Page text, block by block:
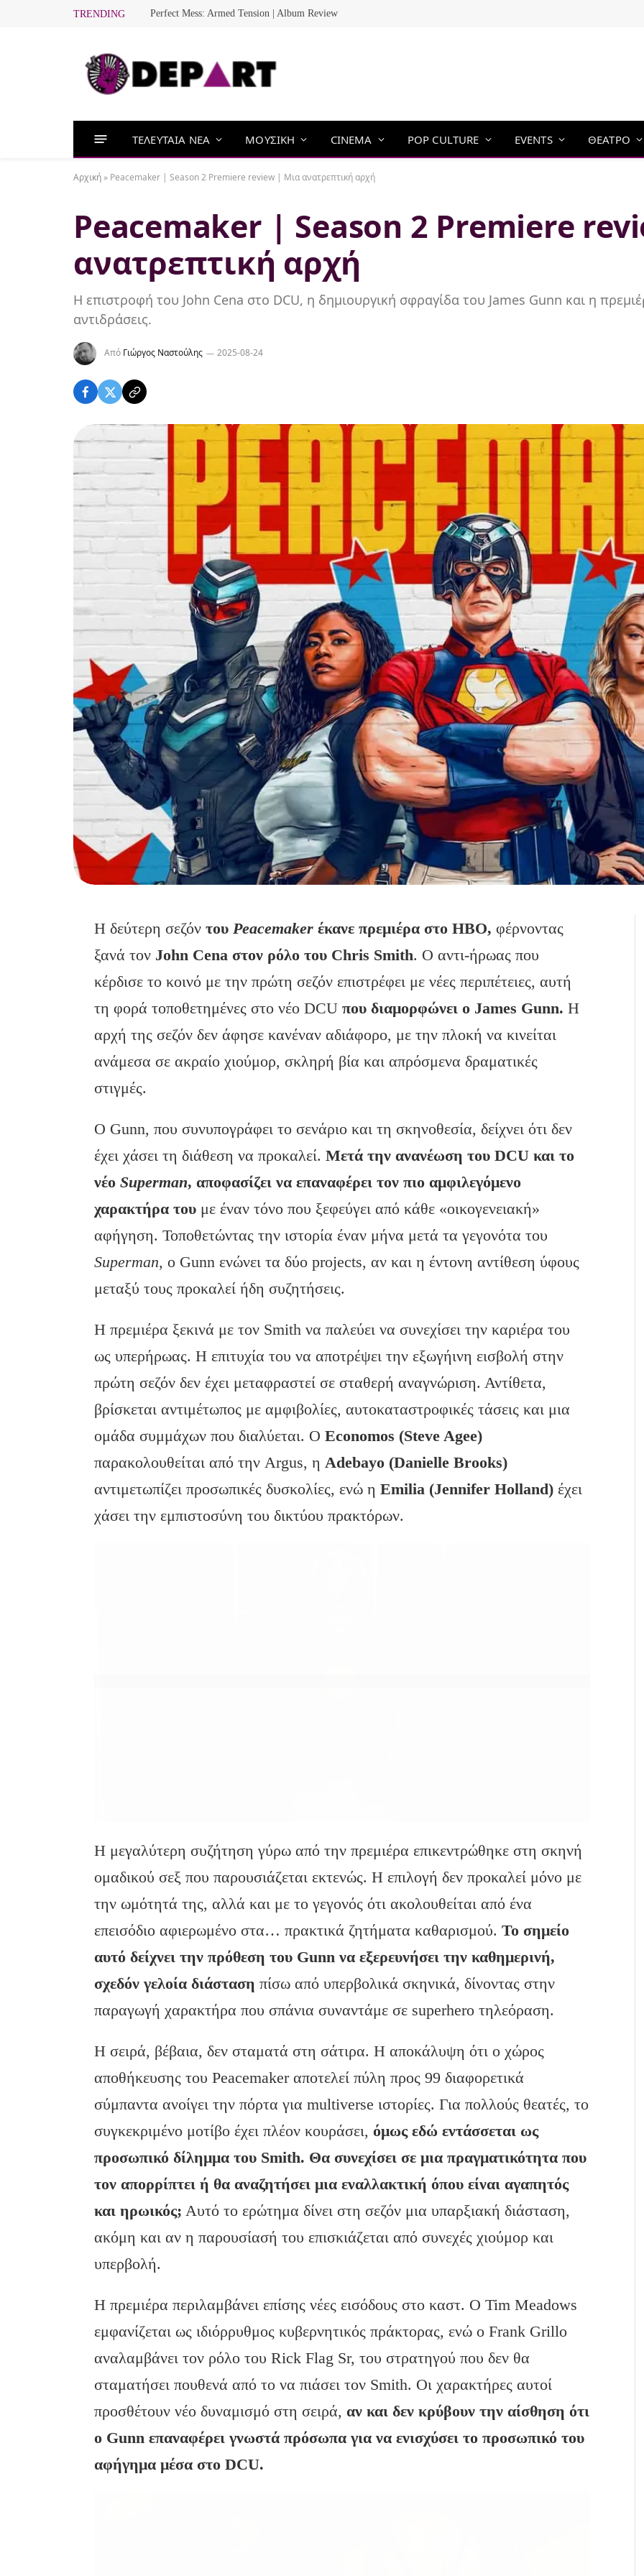
TRENDING Perfect Mess: Armed Tension | Album Review
ΤΕΛΕΥΤΑΙΑ ΝΕΑ ΜΟΥΣΙΚΗ CINEMA POP CULTURE EVENTS ΘΕΑΤΡΟ
Αρχική » Peacemaker | Season 2 Premiere review | Μια ανατρεπτική αρχή
Peacemaker | Season 2 Premiere
ανατρεπτική αρχή
Η επιστροφή του John Cena στο DCU, η δημιουργική σφραγίδα του James Gunn και η
αντιδράσεις.
Από Γιώργος Ναστούλης 2025-08-24
Η δεύτερη σεζόντουPeacemaker έκανε πρεμιέρα στο HBO, φέρνοντας
ξανά τον John Cena στον ρόλο του Chris Smith. Ο αντι-ήρωας που
κέρδισε το κοινό με την πρώτη σεζόν επιστρέφει με νέες περιπέτειες, αυτή
τη φορά τοποθετημένες στο νέο DCUπου διαμορφώνει ο James Gunn. Η
αρχή της σεζόν δεν άφησε κανέναν αδιάφορο, με την πλοκή να κινείται
ανάμεσα σε ακραίο χιούμορ, σκληρή βία και απρόσμενα δραματικές
στιγμές.
Ο Gunn, που συνυπογράφει το σενάριο και τη σκηνοθεσία, δείχνει ότι δεν
έχει χάσει τη διάθεση να προκαλεί.Μετά την ανανέωση του DCU και το
νέοSuperman, αποφασίζει να επαναφέρει τον πιο αμφιλεγόμενο
χαρακτήρα του με έναν τόνο που ξεφεύγει από κάθε «οικογενειακή»
αφήγηση. Τοποθετώντας την ιστορία έναν μήνα μετά τα γεγονότα του
Superman, ο Gunn ενώνει τα δύο projects, αν και η έντονη αντίθεση ύφους
μεταξύ τους προκαλεί ήδη συζητήσεις.
Η πρεμιέρα ξεκινά με τον Smith να παλεύει να συνεχίσει την καριέρα του
ως υπερήρωας. Η επιτυχία του να αποτρέψει την εξωγήινη εισβολή στην
πρώτη σεζόν δεν έχει μεταφραστεί σε σταθερή αναγνώριση. Αντίθετα,
βρίσκεται αντιμέτωπος με αμφιβολίες, αυτοκαταστροφικές τάσεις και μια
ομάδα συμμάχων που διαλύεται. ΟEconomos (Steve Agee)
παρακολουθείται από την Argus, ηAdebayo (Danielle Brooks)
αντιμετωπίζει προσωπικές δυσκολίες, ενώ ηEmilia (Jennifer Holland) έχει
χάσει την εμπιστοσύνη του δικτύου πρακτόρων.
Η μεγαλύτερη συζήτηση γύρω από την πρεμιέρα επικεντρώθηκε στη σκηνή
ομαδικού σεξ που παρουσιάζεται εκτενώς. Η επιλογή δεν προκαλεί μόνο με
την ωμότητά της, αλλά και με το γεγονός ότι ακολουθείται από ένα
επεισόδιο αφιερωμένο στα… πρακτικά ζητήματα καθαρισμού.Το σημείο
αυτό δείχνει την πρόθεση του Gunn να εξερευνήσει την καθημερινή,
σχεδόν γελοία διάσταση πίσω από υπερβολικά σκηνικά, δίνοντας στην
παραγωγή χαρακτήρα που σπάνια συναντάμε σε superhero τηλεόραση.
Η σειρά, βέβαια, δεν σταματά στη σάτιρα. Η αποκάλυψη ότι ο χώρος
αποθήκευσης του Peacemaker αποτελεί πύλη προς 99 διαφορετικά
σύμπαντα ανοίγει την πόρτα για multiverse ιστορίες. Για πολλούς θεατές, το
συγκεκριμένο μοτίβο έχει πλέον κουράσει,όμως εδώ εντάσσεται ως
προσωπικό δίλημμα του Smith. Θα συνεχίσει σε μια πραγματικότητα που
τον απορρίπτει ή θα αναζητήσει μια εναλλακτική όπου είναι αγαπητός
και ηρωικός; Αυτό το ερώτημα δίνει στη σεζόν μια υπαρξιακή διάσταση,
ακόμη και αν η παρουσίασή του επισκιάζεται από συνεχές χιούμορ και
υπερβολή.
Η πρεμιέρα περιλαμβάνει επίσης νέες εισόδους στο καστ. Ο Tim Meadows
εμφανίζεται ως ιδιόρρυθμος κυβερνητικός πράκτορας, ενώ ο Frank Grillo
αναλαμβάνει τον ρόλο του Rick Flag Sr, του στρατηγού που δεν θα
σταματήσει πουθενά από το να πιάσει τον Smith. Οι χαρακτήρες αυτοί
προσθέτουν νέο δυναμισμό στη σειρά, αν και δεν κρύβουν την αίσθηση ότι
ο Gunn επαναφέρει γνωστά πρόσωπα για να ενισχύσει το προσωπικό του
αφήγημα μέσα στο DCU.